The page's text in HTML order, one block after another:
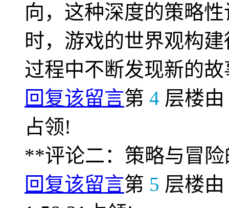
向，这种深度的策略
时，游戏的世界观构
过程中不断发现新的
回复该留言第 4 层楼由
占领!
**评论二：策略与冒
回复该留言第 5 层楼由